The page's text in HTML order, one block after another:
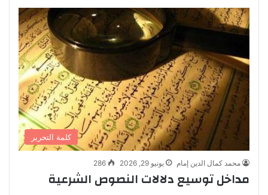
كلمة التحرير
محمد كمال الدين إمام يونيو 29, 2026 286
مداخل توسيع دلالات النصوص الشرعية